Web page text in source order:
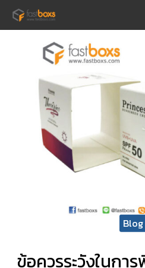
Skip
Blog
ข้อควรระวังในก